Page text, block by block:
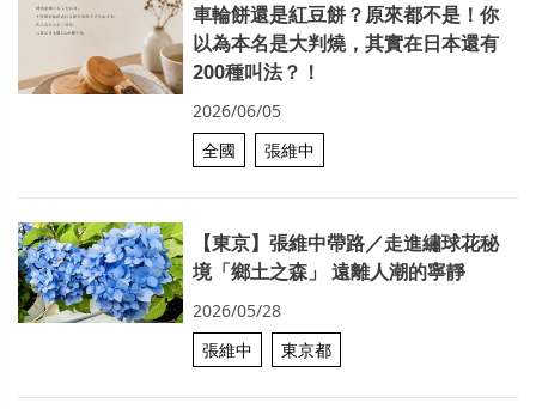
車輪餅還是紅豆餅？原來都不是！你
以為本名是大判燒，其實在日本還有
200種叫法？！
2026/06/05
全國
張維中
【東京】張維中帶路／走進繡球花秘
境「鄉土之森」 遠離人潮的寧靜
2026/05/28
張維中
東京都